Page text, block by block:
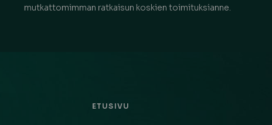
mutkattomimman ratkaisun koskien toimituksianne.
ETUSIVU